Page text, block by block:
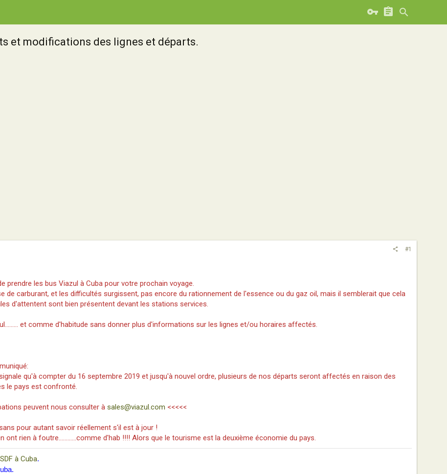
et modifications des lignes et départs.
#1
prendre les bus Viazul à Cuba pour votre prochain voyage.
de carburant, et les difficultés surgissent, pas encore du rationnement de l'essence ou du gaz oil, mais il semblerait que cela
d'attentent sont bien présentent devant les stations services.
et comme d'habitude sans donner plus d'informations sur les lignes et/ou horaires affectés.
qu'à compter du 16 septembre 2019 et jusqu'à nouvel ordre, plusieurs de nos départs seront affectés en raison des
le pays est confronté.
peuvent nous consulter à sales@viazul.com <<<<<
pour autant savoir réellement s'il est à jour !
ont rien à foutre............comme d'hab !!!! Alors que le tourisme est la deuxième économie du pays.
à Cuba.